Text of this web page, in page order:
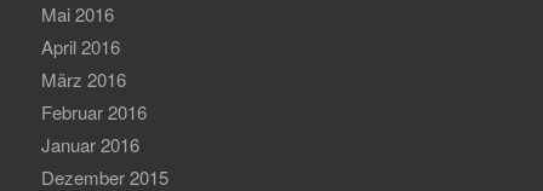
Mai 2016
April 2016
März 2016
Februar 2016
Januar 2016
Dezember 2015